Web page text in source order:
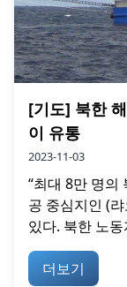
[기도] 북한
이 유통
2023-11-03
“최대 8만 명의
공 중심지인 (
있다. 북한 노
더보기